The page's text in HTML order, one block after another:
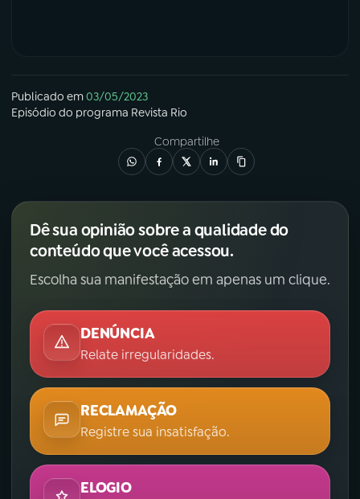
Publicado em03/05/2023
Episódio do programa Revista Rio
Compartilhe
Dê sua opinião sobre a qualidade do
conteúdo que você acessou.
Escolha sua manifestação em apenas um clique.
DENÚNCIA
Relate irregularidades.
RECLAMAÇÃO
Registre sua insatisfação.
ELOGIO